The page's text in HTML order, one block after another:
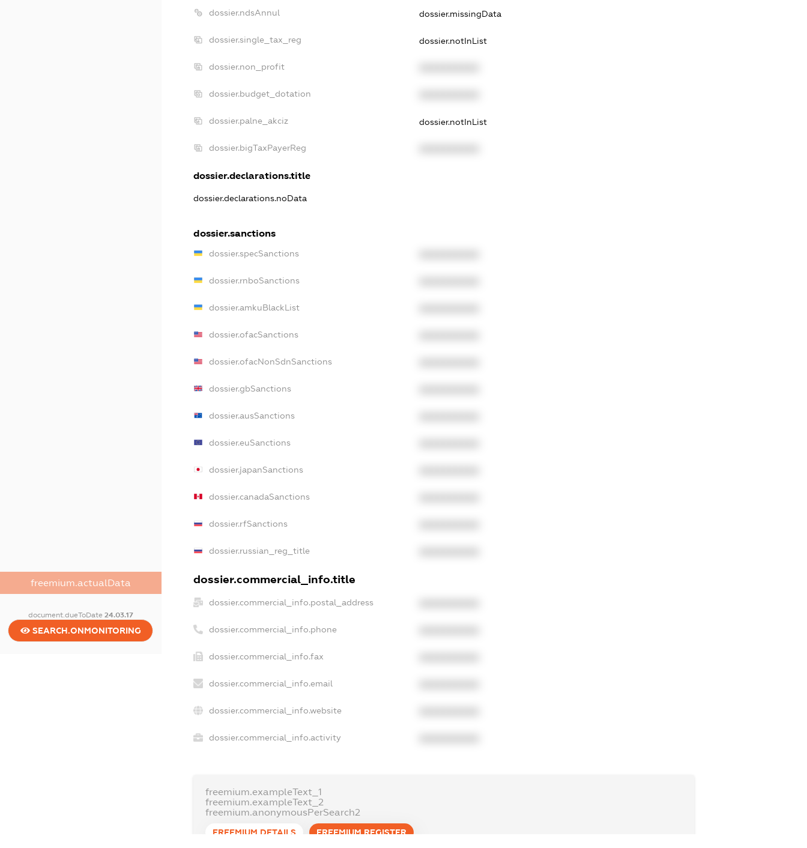
freemium.actualData
document.dueToDate 24.03.17
SEARCH.ONMONITORING
dossier.ndsAnnul dossier.missingData
dossier.single_tax_reg dossier.notInList
dossier.non_profit
dossier.budget_dotation
dossier.palne_akciz dossier.notInList
dossier.bigTaxPayerReg
dossier.declarations.title
dossier.declarations.noData
dossier.sanctions
dossier.specSanctions
dossier.rnboSanctions
dossier.amkuBlackList
dossier.ofacSanctions
dossier.ofacNonSdnSanctions
dossier.gbSanctions
dossier.ausSanctions
dossier.euSanctions
dossier.japanSanctions
dossier.canadaSanctions
dossier.rfSanctions
dossier.russian_reg_title
dossier.commercial_info.title
dossier.commercial_info.postal_address
dossier.commercial_info.phone
dossier.commercial_info.fax
dossier.commercial_info.email
dossier.commercial_info.website
dossier.commercial_info.activity
freemium.exampleText_1
freemium.exampleText_2
freemium.anonymousPerSearch2
FREEMIUM.DETAILS FREEMIUM.REGISTER